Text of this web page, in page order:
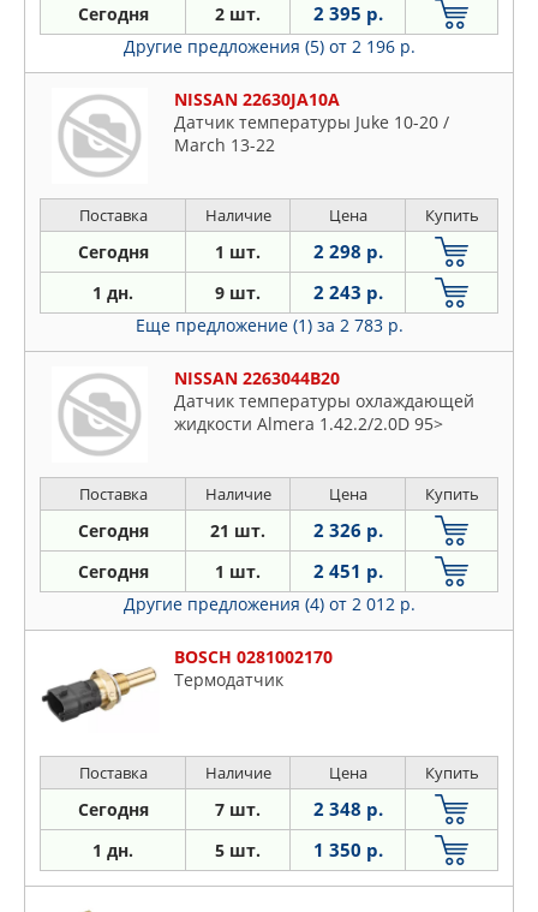
Сегодня 2 шт. 2 395 р.
Другие предложения (5) от 2 196 р.
NISSAN 22630JA10A
Датчик температуры Juke 10-20 /
March 13-22
Поставка Наличие Цена Купить
Сегодня 1 шт. 2 298 р.
1 дн. 9 шт. 2 243 р.
Еще предложение (1) за 2 783 р.
NISSAN 2263044B20
Датчик температуры охлаждающей
жидкости Almera 1.42.2/2.0D 95>
Поставка Наличие Цена Купить
Сегодня 21 шт. 2 326 р.
Сегодня 1 шт. 2 451 р.
Другие предложения (4) от 2 012 р.
BOSCH 0281002170
Термодатчик
Поставка Наличие Цена Купить
Сегодня 7 шт. 2 348 р.
1 дн. 5 шт. 1 350 р.